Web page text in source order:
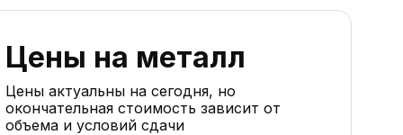
Цены на металл
Цены актуальны на сегодня, но
окончательная стоимость зависит от
объема и условий сдачи